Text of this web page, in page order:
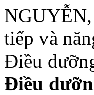
tiếp và
Điều
Điều